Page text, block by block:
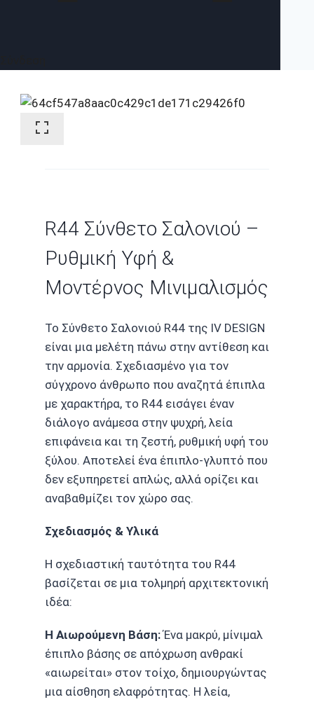
R44 Σύνθετο Σαλονιού –
Ρυθμική Υφή &
Μοντέρνος Μινιμαλισμός
Το Σύνθετο Σαλονιού R44 της IV DESIGN
είναι μια μελέτη πάνω στην αντίθεση και
την αρμονία. Σχεδιασμένο για τον
σύγχρονο άνθρωπο που αναζητά έπιπλα
με χαρακτήρα, το R44 εισάγει έναν
διάλογο ανάμεσα στην ψυχρή, λεία
επιφάνεια και τη ζεστή, ρυθμική υφή του
ξύλου. Αποτελεί ένα έπιπλο-γλυπτό που
δεν εξυπηρετεί απλώς, αλλά ορίζει και
αναβαθμίζει τον χώρο σας.
Σχεδιασμός & Υλικά
Η σχεδιαστική ταυτότητα του R44
βασίζεται σε μια τολμηρή αρχιτεκτονική
ιδέα:
Η Αιωρούμενη Βάση:Ένα μακρύ, μίνιμαλ
έπιπλο βάσης σε απόχρωση ανθρακί
«αιωρείται» στον τοίχο, δημιουργώντας
μια αίσθηση ελαφρότητας. Η λεία,